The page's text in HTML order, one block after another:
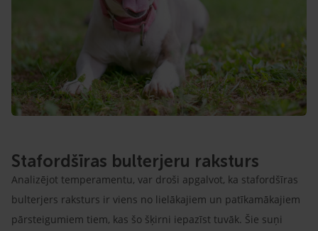
Stafordšīras bulterjeru raksturs
Analizējot temperamentu, var droši apgalvot, ka stafordšīras
bulterjers raksturs ir viens no lielākajiem un patīkamākajiem
pārsteigumiem tiem, kas šo šķirni iepazīst tuvāk. Šie suņi